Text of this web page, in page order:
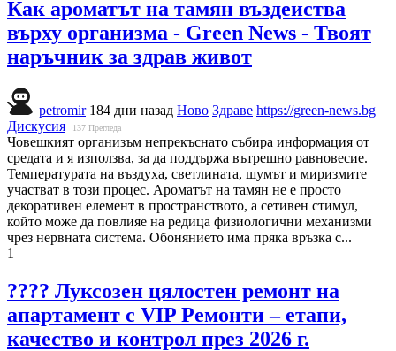
Как ароматът на тамян въздеиства
върху организма - Green News - Твоят
наръчник за здрав живот
petromir 184 дни назад Ново Здраве https://green-news.bg
Дискусия
137 Прегледа
Човешкият организъм непрекъснато събира информация от
средата и я използва, за да поддържа вътрешно равновесие.
Температурата на въздуха, светлината, шумът и миризмите
участват в този процес. Ароматът на тамян не е просто
декоративен елемент в пространството, а сетивен стимул,
който може да повлияе на редица физиологични механизми
чрез нервната система. Обонянието има пряка връзка с...
1
???? Луксозен цялостен ремонт на
апартамент с VIP Ремонти – етапи,
качество и контрол през 2026 г.